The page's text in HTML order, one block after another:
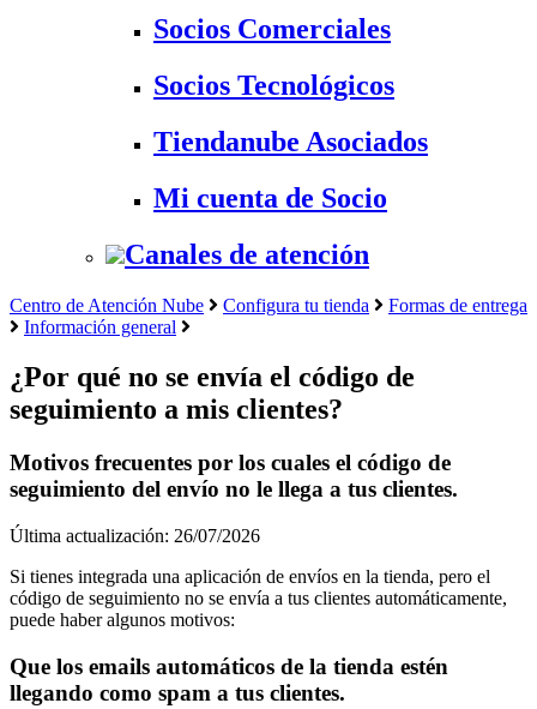
Socios Comerciales
Socios Tecnológicos
Tiendanube Asociados
Mi cuenta de Socio
Canales de atención
Centro de Atención Nube Configura tu tienda
Formas de entrega
Información general
¿Por qué no se envía el código de
seguimiento a mis clientes?
Motivos frecuentes por los cuales el código de
seguimiento del envío no le llega a tus clientes.
Última actualización: 26/07/2026
Si tienes integrada una aplicación de envíos en la tienda, pero el
código de seguimiento no se envía a tus clientes automáticamente,
puede haber algunos motivos:
Que los emails automáticos de la tienda estén
llegando como spam a tus clientes.